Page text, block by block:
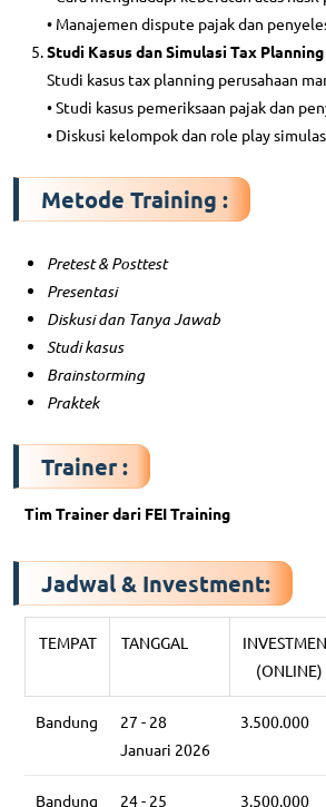
• Manajemen dispute pajak dan
Studi Kasus dan Simulasi Tax
Studi kasus tax planning perusahaan
• Studi kasus pemeriksaan pajak dan
• Diskusi kelompok dan role play
Metode Training :
Pretest & Posttest
Presentasi
Diskusi dan Tanya Jawab
Studi kasus
Brainstorming
Praktek
Trainer :
Tim Trainer dari FEI Training
Jadwal & Investment:
TEMPAT TANGGAL
(ONLINE)
Bandung
27 - 28
Januari 2026
3.500.000
Bandung
24 - 25
3.500.000